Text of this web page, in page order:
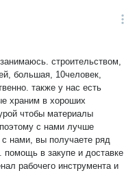
строительством,
большая, 10человек,
также у нас есть
храним в хороших
чтобы материалы
с нами лучше
в закупе и доставке
рабочего инструмента и